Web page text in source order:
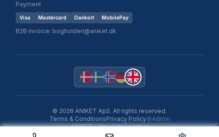
Payment
Visa Mastercard Dankort MobilePay
B2B invoice: bogholderi@aniket.dk
© 2026 ANIKET ApS. All rights reserved.
Terms & ConditionsPrivacy Policy
Admin
ANIKET – Your label partner
Aniket Label Studio v1.0.0 · 2026-05-19